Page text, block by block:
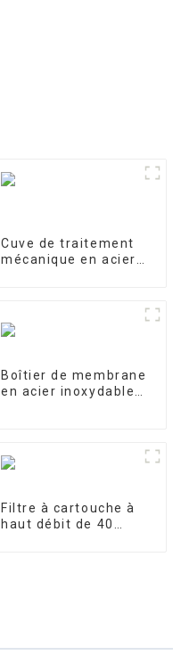
Cuve de traitement
mécanique en acier
Boîtier de membrane
en acier inoxydable
Filtre à cartouche à
haut débit de 40